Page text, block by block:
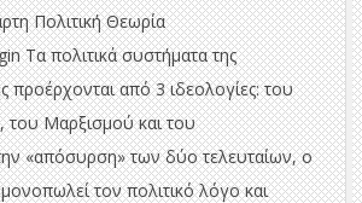
Πολιτική Θεωρία
Τα πολιτικά συστήματα της
προέρχονται από 3 ιδεολογίες: του
του Μαρξισμού και του
«απόσυρση» των δύο τελευταίων, ο
τον πολιτικό λόγο και